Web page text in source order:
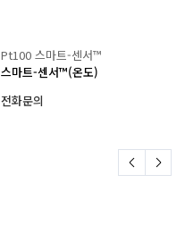
Pt100 스마트-센서™
스마트-센서™(온도)
전화문의